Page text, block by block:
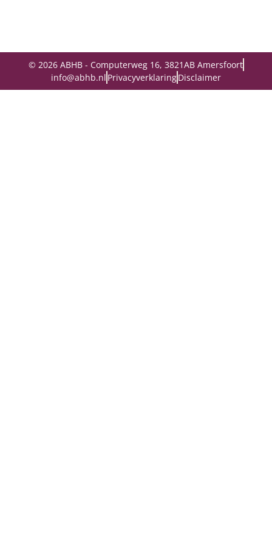
© 2026 ABHB - Computerweg 16, 3821AB Amersfoort
info@abhb.nl PrivacyverklaringDisclaimer